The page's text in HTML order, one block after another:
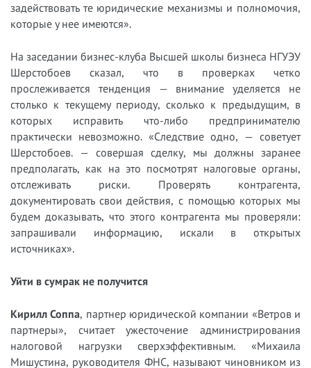
задействовать те юридические механизмы и полномочия,
которые у нее имеются».
На заседании бизнес-клуба Высшей школы бизнеса НГУЭУ
Шерстобоев сказал, что в проверках четко
прослеживается тенденция — внимание уделяется не
столько к текущему периоду, сколько к предыдущим, в
которых исправить что-либо предпринимателю
практически невозможно. «Следствие одно, — советует
Шерстобоев. — совершая сделку, мы должны заранее
предполагать, как на это посмотрят налоговые органы,
отслеживать риски. Проверять контрагента,
документировать свои действия, с помощью которых мы
будем доказывать, что этого контрагента мы проверяли:
запрашивали информацию, искали в открытых
источниках».
Уйти в сумрак не получится
Кирилл Соппа, партнер юридической компании «Ветров и
партнеры», считает ужесточение администрирования
налоговой нагрузки сверхэффективным. «Михаила
Мишустина, руководителя ФНС, называют чиновником из